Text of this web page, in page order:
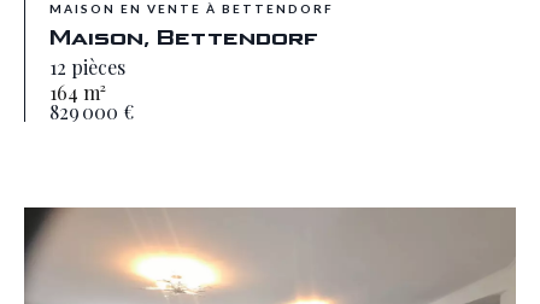
MAISON EN VENTE À BETTENDORF
Maison, Bettendorf
12 pièces
164 m²
829 000 €